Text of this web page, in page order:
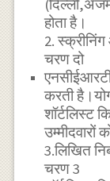
होता है।
2. स्क्रीनिंग
चरण दो
करती
शॉर्टलिस्ट
उम्मीदवारों
3.लिखित
चरण 3